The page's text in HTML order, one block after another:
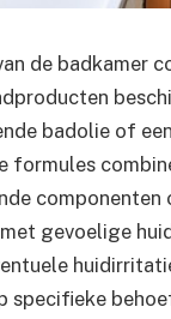
de badkamer
badolie of
formules
componenten
gevoelige
specifieke